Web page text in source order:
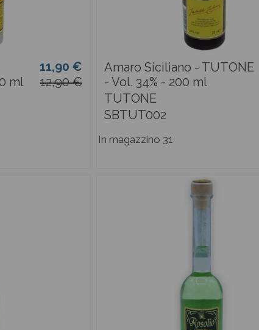
ml
11,90 €
12,90 €
Amaro Siciliano - TUTONE
- Vol. 34% - 200 ml
TUTONE
SBTUT002
In magazzino 31